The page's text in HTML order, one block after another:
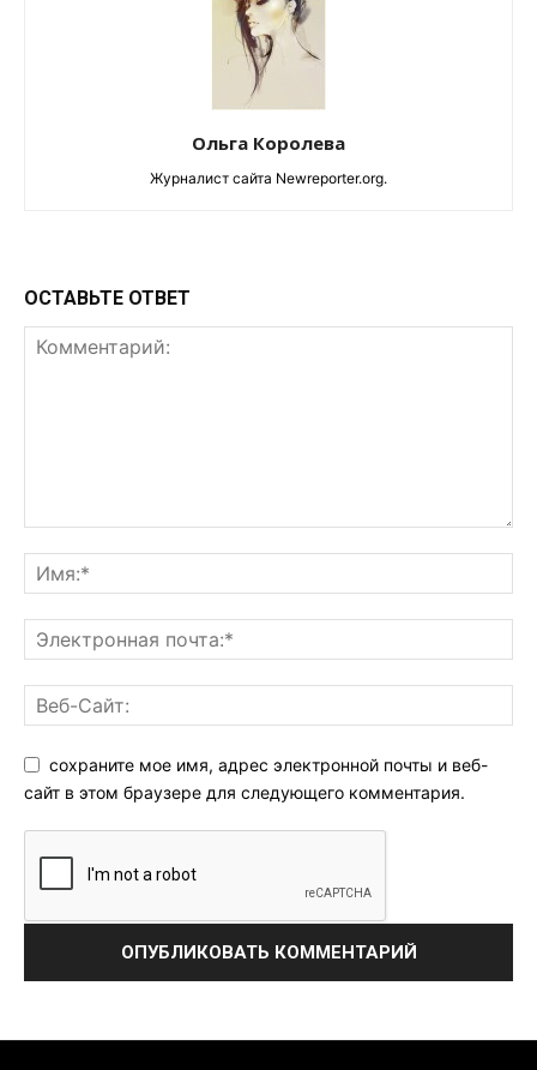
Ольга Королева
Журналист сайта Newreporter.org.
ОСТАВЬТЕ ОТВЕТ
сохраните мое имя, адрес электронной почты и веб-
сайт в этом браузере для следующего комментария.